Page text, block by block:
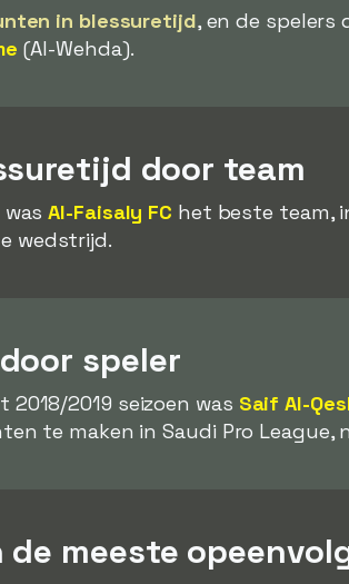
in blessuretijd, en de spelers
(Al-Wehda).
door team
wasAl-Faisaly FC het beste team,
wedstrijd.
speler
2019 seizoen was Saif Al-
te maken in Saudi Pro League,
meeste